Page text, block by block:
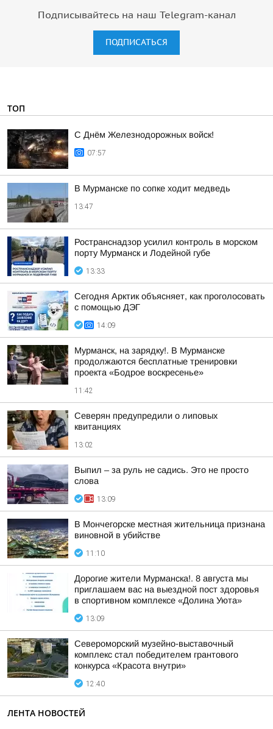
Подписывайтесь на наш Telegram-канал
ПОДПИСАТЬСЯ
ТОП
С Днём Железнодорожных войск!
07:57
В Мурманске по сопке ходит медведь
13:47
Ространснадзор усилил контроль в морском
порту Мурманск и Лодейной губе
13:33
Сегодня Арктик объясняет, как проголосовать
с помощью ДЭГ
14:09
Мурманск, на зарядку!. В Мурманске
продолжаются бесплатные тренировки
проекта «Бодрое воскресенье»
11:42
Северян предупредили о липовых
квитанциях
13:02
Выпил – за руль не садись. Это не просто
слова
13:09
В Мончегорске местная жительница признана
виновной в убийстве
11:10
Дорогие жители Мурманска!. 8 августа мы
приглашаем вас на выездной пост здоровья
в спортивном комплексе «Долина Уюта»
13:09
Североморский музейно-выставочный
комплекс стал победителем грантового
конкурса «Красота внутри»
12:40
ЛЕНТА НОВОСТЕЙ